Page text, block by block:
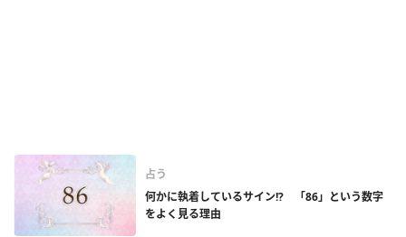
占う
何かに執着しているサイン!? 「86」という数字
をよく見る理由